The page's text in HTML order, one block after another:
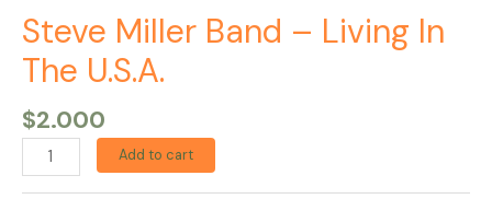
Steve Miller Band – Living In
The U.S.A.
$2.000
Add to cart